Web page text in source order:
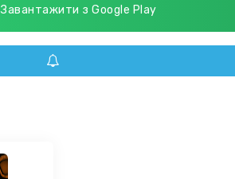
Завантажити з Google Play